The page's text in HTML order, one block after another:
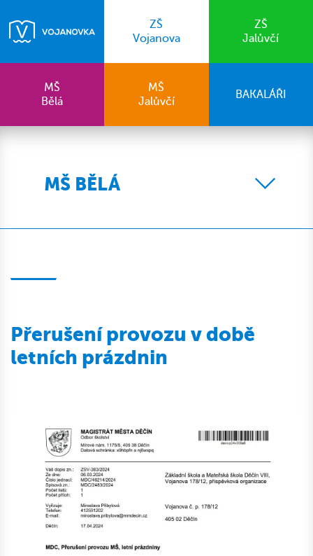
ZŠ
Vojanova
ZŠ
Jalůvčí
MŠ
Bělá
MŠ
Jalůvčí
BAKALÁŘI
MŠ BĚLÁ
Přerušení provozu v době
letních prázdnin